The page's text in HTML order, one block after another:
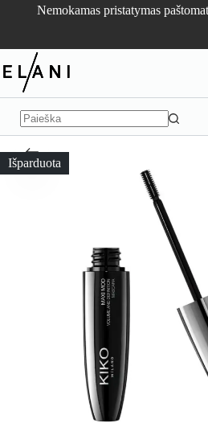
Nemokamas pristatymas
No
results
Išparduota